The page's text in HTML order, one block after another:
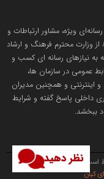
نظر دهید
ویژه، مشاور ارتباطات و
رسانه و دارنده مجوز رسانه رسمی با شماره ثبت 86752 از وزارت محترم فرهنگ و ارشاد
به نیازهای رسانه ای کسب و
عمومی در سازمان ها،
اینترنتی و همچنین مدیران
داخلی پاسخ گفته و شرایط
ببخشد.
است.
کیان